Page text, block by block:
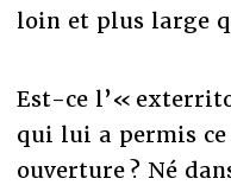
loin et plus large
Est-ce l’«
qui lui a permis ce
ouverture ? Né